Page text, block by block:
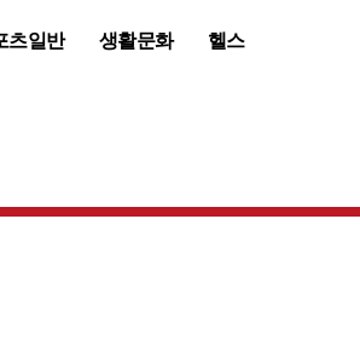
츠일반 생활문화 헬스